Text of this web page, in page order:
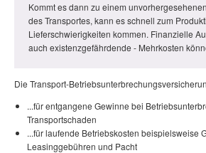
Kommt es dann zu einem
des Transportes, kann es schnell zum
Lieferschwierigkeiten kommen. Finanzielle
auch existenzgefährdende - Mehrkosten
Die Transport-
...für entgangene Gewinne bei
Transportschaden
...für laufende Betriebskosten beispielsweise
Leasinggebühren und Pacht